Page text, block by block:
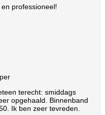
professioneel!
terecht: smiddags
opgehaald. Binnenband
Ik ben zeer tevreden.